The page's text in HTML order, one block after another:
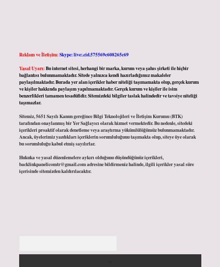
Reklam ve İletişim:Skype: live:.cid.575569c608265c69
Yasal Uyarı:Bu internet sitesi, herhangi bir marka, kurum veya şahıs şirketi ile hiçbir
bağlantısı bulunmamaktadır. Sitede yalnızca kendi hazırladığımız makaleler
paylaşılmaktadır. Burada yer alan içerikler haber niteliği taşımamakta olup, gerçek kurum
ve kişiler hakkında paylaşım yapılmamaktadır. Gerçek kurum ve kişiler ile isim
benzerlikleri tamamen tesadüfidir. Sitemizdeki bilgiler taslak halindedir ve tavsiye niteliği
taşımazlar.
Sitemiz, 5651 Sayılı Kanun gereğince Bilgi Teknolojileri ve İletişim Kurumu (BTK)
tarafından onaylanmış bir Yer Sağlayıcı olarak hizmet vermektedir. Bu nedenle, sitedeki
içerikleri proaktif olarak denetleme veya araştırma yükümlülüğümüz bulunmamaktadır.
Ancak, üyelerimiz yazdıkları içeriklerin sorumluluğunu taşımakta olup, siteye üye olarak
bu sorumluluğu kabul etmiş sayılırlar.
Hukuka ve yasal düzenlemelere aykırı olduğunu düşündüğünüz içerikleri,
backlinkpanelicomtr@gmail.comadresine bildirmeniz halinde, ilgili içerikler yasal süre
içerisinde sitemizden kaldırılacaktır.